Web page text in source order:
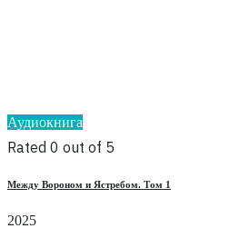
Аудиокнига
Rated 0 out of 5
Между Вороном и Ястребом. Том 1
2025